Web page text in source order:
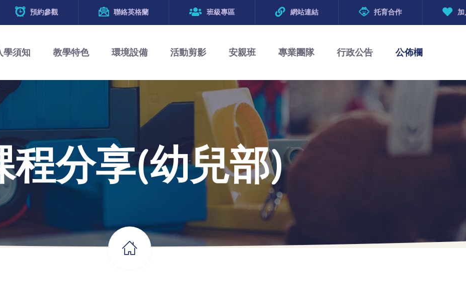
預約參觀 聯絡英格蘭 班級專區 網站連結 托育合作
學須知 教學特色 環境設備 活動剪影 安親班 專業團隊 行政公告 公佈欄
程分享(幼兒部)